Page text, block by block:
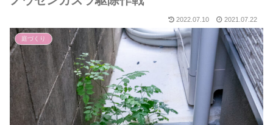
2022.07.10 2021.07.22
庭づくり